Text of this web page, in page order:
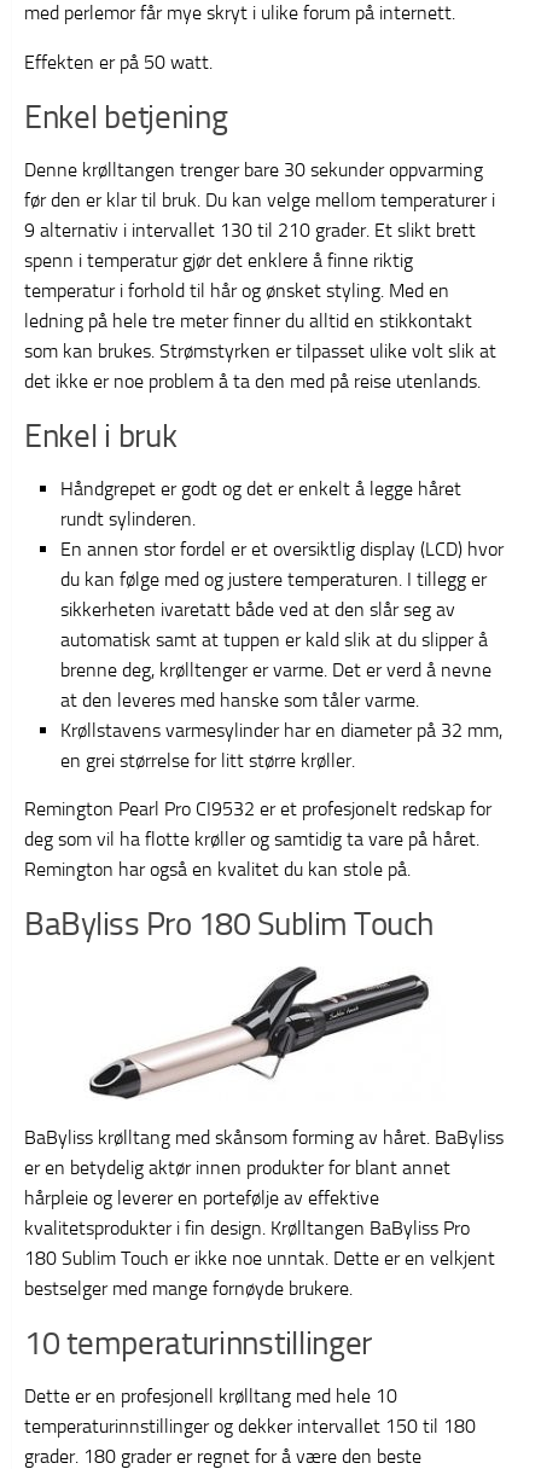
med perlemor får mye skryt i ulike forum på internett.
Effekten er på 50 watt.
Enkel betjening
Denne krølltangen trenger bare 30 sekunder oppvarming
før den er klar til bruk. Du kan velge mellom temperaturer i
9 alternativ i intervallet 130 til 210 grader. Et slikt brett
spenn i temperatur gjør det enklere å finne riktig
temperatur i forhold til hår og ønsket styling. Med en
ledning på hele tre meter finner du alltid en stikkontakt
som kan brukes. Strømstyrken er tilpasset ulike volt slik at
det ikke er noe problem å ta den med på reise utenlands.
Enkel i bruk
Håndgrepet er godt og det er enkelt å legge håret
rundt sylinderen.
En annen stor fordel er et oversiktlig display (LCD) hvor
du kan følge med og justere temperaturen. I tillegg er
sikkerheten ivaretatt både ved at den slår seg av
automatisk samt at tuppen er kald slik at du slipper å
brenne deg, krølltenger er varme. Det er verd å nevne
at den leveres med hanske som tåler varme.
Krøllstavens varmesylinder har en diameter på 32 mm,
en grei størrelse for litt større krøller.
Remington Pearl Pro CI9532 er et profesjonelt redskap for
deg som vil ha flotte krøller og samtidig ta vare på håret.
Remington har også en kvalitet du kan stole på.
BaByliss Pro 180 Sublim Touch
BaByliss krølltang med skånsom forming av håret. BaByliss
er en betydelig aktør innen produkter for blant annet
hårpleie og leverer en portefølje av effektive
kvalitetsprodukter i fin design. Krølltangen BaByliss Pro
180 Sublim Touch er ikke noe unntak. Dette er en velkjent
bestselger med mange fornøyde brukere.
10 temperaturinnstillinger
Dette er en profesjonell krølltang med hele 10
temperaturinnstillinger og dekker intervallet 150 til 180
grader. 180 grader er regnet for å være den beste